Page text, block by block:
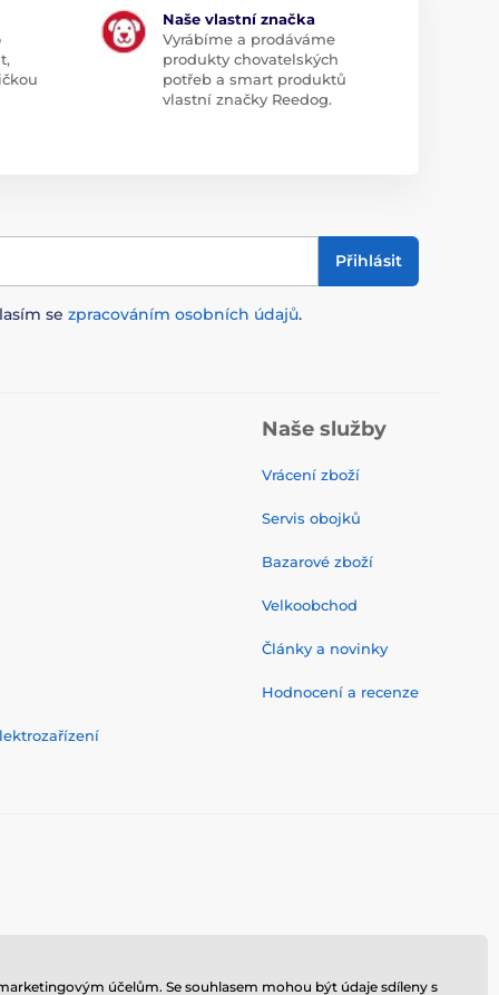
Naše vlastní značka
Vyrábíme a prodáváme
produkty chovatelských
potřeb a smart produktů
vlastní značky Reedog.
Přihlásit
se zpracováním osobních údajů.
Naše služby
Vrácení zboží
Servis obojků
Bazarové zboží
Velkoobchod
Články a novinky
Hodnocení a recenze
účelům. Se souhlasem mohou být údaje sdíleny s